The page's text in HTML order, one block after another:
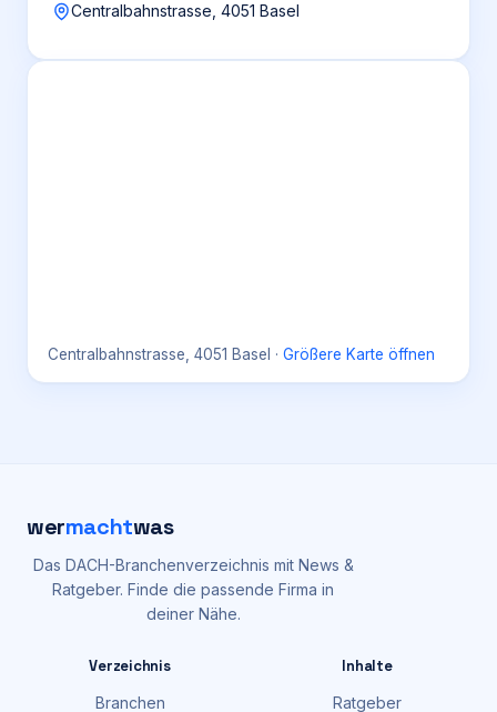
Centralbahnstrasse, 4051 Basel
Centralbahnstrasse, 4051 Basel · Größere Karte öffnen
wermachtwas
Das DACH-Branchenverzeichnis mit News &
Ratgeber. Finde die passende Firma in
deiner Nähe.
Verzeichnis
Branchen
Inhalte
Ratgeber